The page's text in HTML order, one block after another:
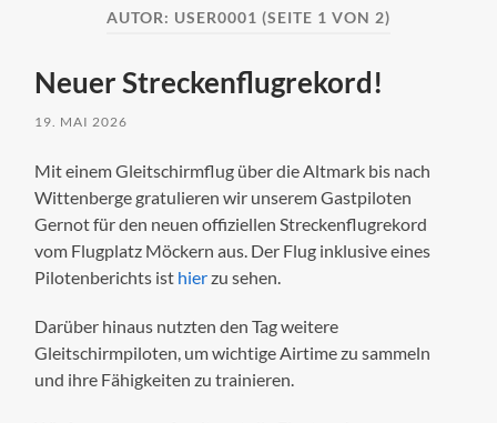
AUTOR: USER0001 (SEITE 1 VON 2)
Neuer Streckenflugrekord!
19. MAI 2026
Mit einem Gleitschirmflug über die Altmark bis nach
Wittenberge gratulieren wir unserem Gastpiloten
Gernot für den neuen offiziellen Streckenflugrekord
vom Flugplatz Möckern aus. Der Flug inklusive eines
Pilotenberichts ist hierzu sehen.
Darüber hinaus nutzten den Tag weitere
Gleitschirmpiloten, um wichtige Airtime zu sammeln
und ihre Fähigkeiten zu trainieren.